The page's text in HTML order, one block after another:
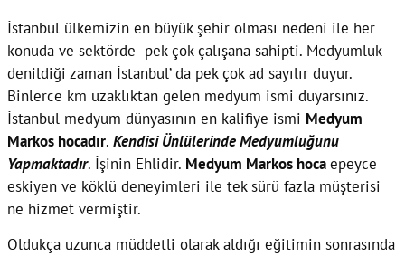
İstanbul ülkemizin en büyük şehir olması nedeni ile her
konuda ve sektörde pek çok çalışana sahipti. Medyumluk
denildiği zaman İstanbul’ da pek çok ad sayılır duyur.
Binlerce km uzaklıktan gelen medyum ismi duyarsınız.
İstanbul medyum dünyasının en kalifiye ismi Medyum
Markos hocadır. Kendisi Ünlülerinde Medyumluğunu
Yapmaktadır. İşinin Ehlidir. Medyum Markos hocaepeyce
eskiyen ve köklü deneyimleri ile tek sürü fazla müşterisi
ne hizmet vermiştir.
Oldukça uzunca müddetli olarak aldığı eğitimin sonrasında